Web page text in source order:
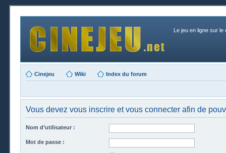
Le jeu en ligne sur le
Cinejeu Wiki Index du forum
Vous devez vous inscrire et vous connecter afin de
Nom d’utilisateur :
Mot de passe :